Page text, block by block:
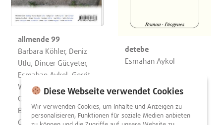
allmende 99
Barbara Köhler, Deniz
Utlu, Dincer Gücyeter,
Esmahan Aykol, Gerrit
Wustmann, José F. A.
Oliver, Mehmet Eren
Bozbas, Nuran David
Calis, Şafak Sarıçiçek,
detebe
Esmahan Aykol
Diese Webseite verwendet Cookies
Wir verwenden Cookies, um Inhalte und Anzeigen zu
personalisieren, Funktionen für soziale Medien anbieten